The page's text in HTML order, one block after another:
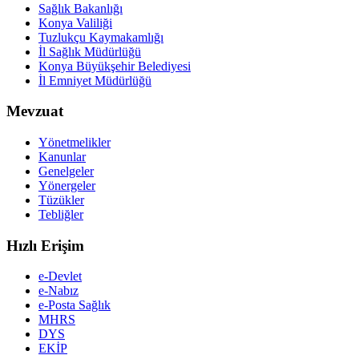
Sağlık Bakanlığı
Konya Valiliği
Tuzlukçu Kaymakamlığı
İl Sağlık Müdürlüğü
Konya Büyükşehir Belediyesi
İl Emniyet Müdürlüğü
Mevzuat
Yönetmelikler
Kanunlar
Genelgeler
Yönergeler
Tüzükler
Tebliğler
Hızlı Erişim
e-Devlet
e-Nabız
e-Posta Sağlık
MHRS
DYS
EKİP